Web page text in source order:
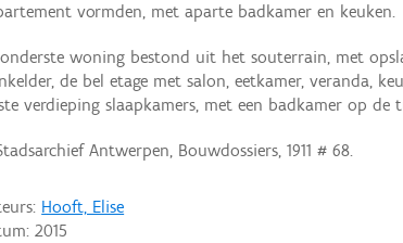
vormden, met aparte badkamer en keuken.
woning bestond uit het souterrain, met
de bel etage met salon, eetkamer, veranda,
verdieping slaapkamers, met een badkamer op de
Antwerpen, Bouwdossiers, 1911 # 68.
Hooft, Elise
2015